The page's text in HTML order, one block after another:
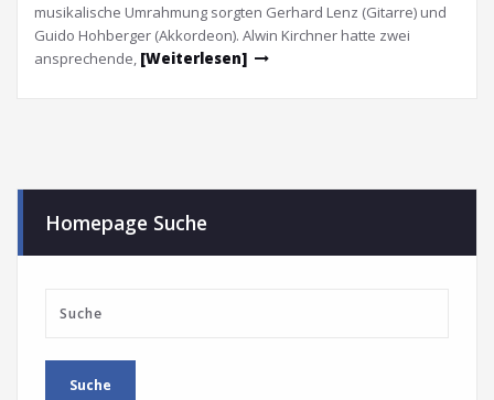
musikalische Umrahmung sorgten Gerhard Lenz (Gitarre) und
Guido Hohberger (Akkordeon). Alwin Kirchner hatte zwei
ansprechende, [Weiterlesen]
Homepage Suche